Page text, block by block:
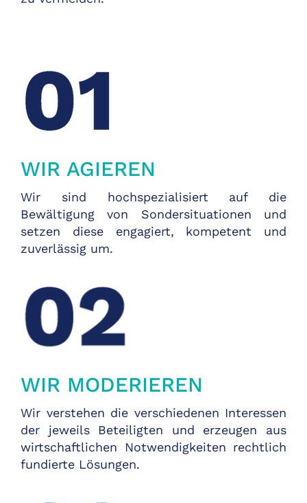
WIR AGIEREN
Wir sind hochspezialisiert auf die
Bewältigung von Sondersituationen und
setzen diese engagiert, kompetent und
zuverlässig um.
WIR MODERIEREN
Wir verstehen die verschiedenen Interessen
der jeweils Beteiligten und erzeugen aus
wirtschaftlichen Notwendigkeiten rechtlich
fundierte Lösungen.